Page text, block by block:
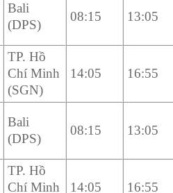
Bali
(DPS)
08:15 13:05
TP. Hồ
Chí Minh
(SGN)
14:05 16:55
Bali
(DPS)
08:15 13:05
TP. Hồ
Chí Minh
14:05 16:55